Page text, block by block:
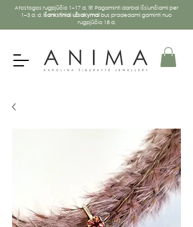
Atostogos rugpjūčio 1–17 d. 🌸 Pagaminti darbai išsiunčiami per
1–3 d. d.Išankstiniai užsakymaibus pradedami gaminti nuo
rugpjūčio 18 d.